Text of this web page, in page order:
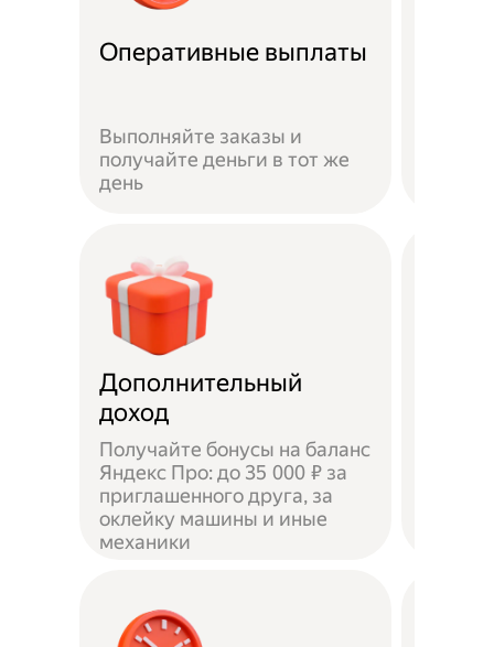
Оперативные выплаты
Выполняйте заказы и
получайте деньги в тот же
день
Дополнительный
доход
Получайте бонусы на баланс
Яндекс Про: до 35 000 ₽ за
приглашенного друга, за
оклейку машины и иные
механики